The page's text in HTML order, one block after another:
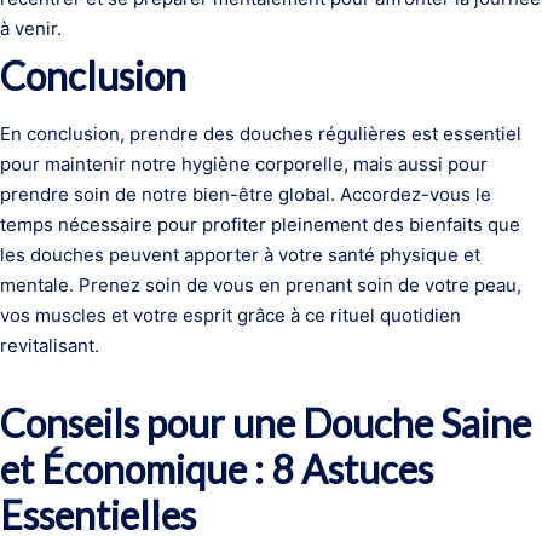
à venir.
Conclusion
En conclusion, prendre des douches régulières est essentiel
pour maintenir notre hygiène corporelle, mais aussi pour
prendre soin de notre bien-être global. Accordez-vous le
temps nécessaire pour profiter pleinement des bienfaits que
les douches peuvent apporter à votre santé physique et
mentale. Prenez soin de vous en prenant soin de votre peau,
vos muscles et votre esprit grâce à ce rituel quotidien
revitalisant.
Conseils pour une Douche Saine
et Économique : 8 Astuces
Essentielles